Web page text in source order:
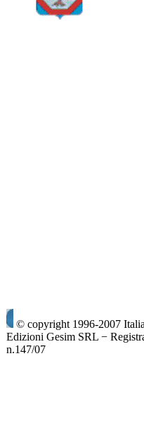
© copyright 1996-2007
Edizioni Gesim SRL −
n.147/07